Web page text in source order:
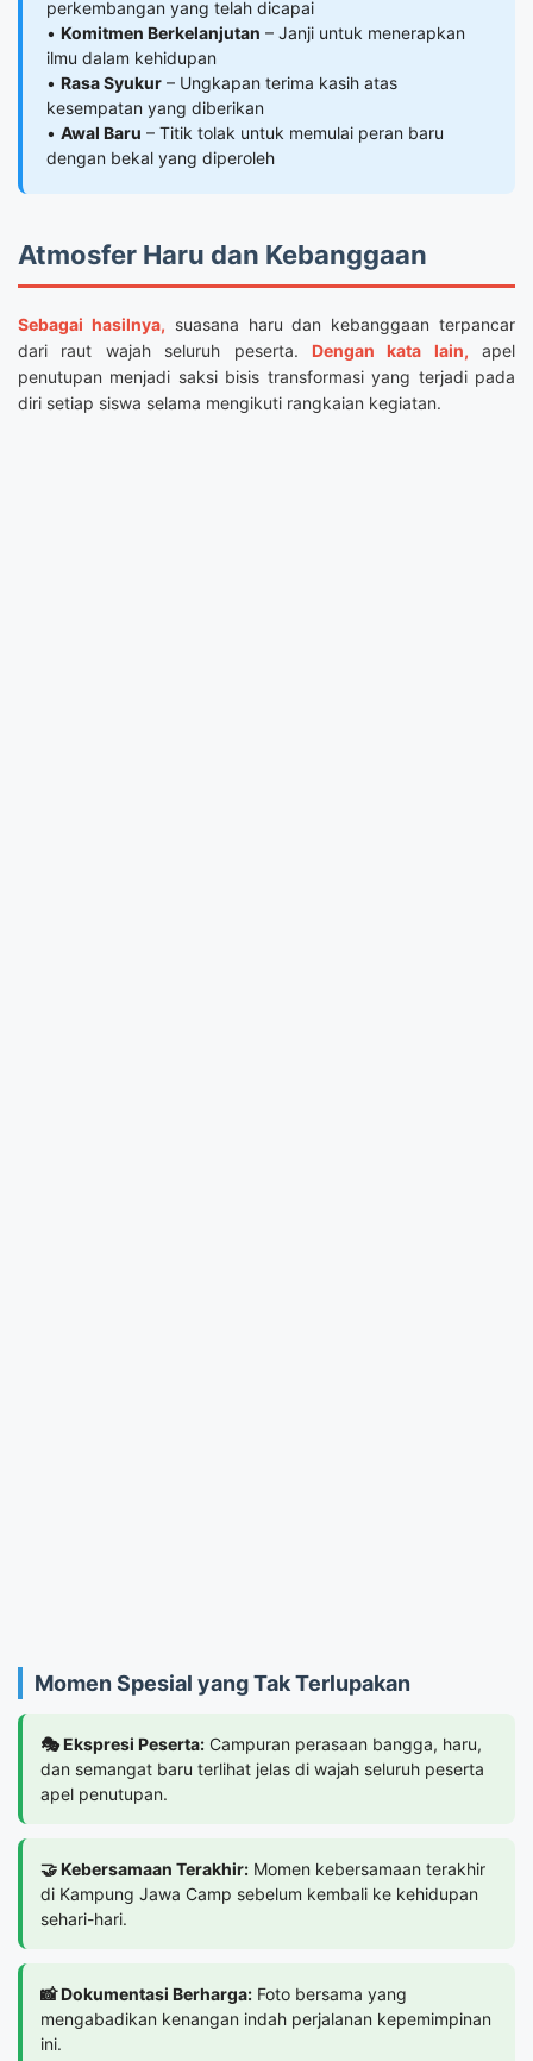
perkembangan yang telah dicapai
• Komitmen Berkelanjutan – Janji untuk menerapkan
ilmu dalam kehidupan
• Rasa Syukur – Ungkapan terima kasih atas
kesempatan yang diberikan
• Awal Baru – Titik tolak untuk memulai peran baru
dengan bekal yang diperoleh
Atmosfer Haru dan Kebanggaan
Sebagai hasilnya, suasana haru dan kebanggaan terpancar
dari raut wajah seluruh peserta. Dengan kata lain, apel
penutupan menjadi saksi bisis transformasi yang terjadi pada
diri setiap siswa selama mengikuti rangkaian kegiatan.
Momen Spesial yang Tak Terlupakan
🎭 Ekspresi Peserta: Campuran perasaan bangga, haru,
dan semangat baru terlihat jelas di wajah seluruh peserta
apel penutupan.
🤝 Kebersamaan Terakhir: Momen kebersamaan terakhir
di Kampung Jawa Camp sebelum kembali ke kehidupan
sehari-hari.
📸 Dokumentasi Berharga: Foto bersama yang
mengabadikan kenangan indah perjalanan kepemimpinan
ini.